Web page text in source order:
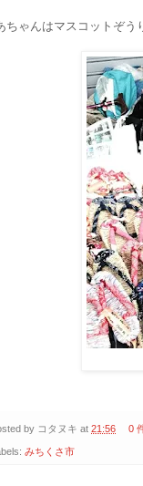
ちゃんはマスコットぞう
by コタヌキ at 21:56 0
みちくさ市